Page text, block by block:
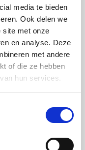
media te bieden
Ook delen we
site met onze
en analyse. Deze
met andere
of die ze hebben
hun services.
Interhome
Lufthansa